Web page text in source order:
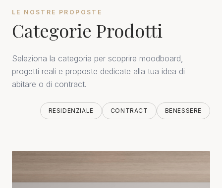
LE NOSTRE PROPOSTE
Categorie Prodotti
Seleziona la categoria per scoprire moodboard,
progetti reali e proposte dedicate alla tua idea di
abitare o di contract.
RESIDENZIALE CONTRACT BENESSERE